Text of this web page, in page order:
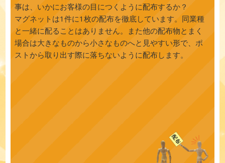
事は、いかにお客様の目につくように配布するか？
マグネットは1件に1枚の配布を徹底しています。同業種
と一緒に配ることはありません。また他の配布物とまく
場合は大きなものから小さなものへと見やすい形で、ポ
ストから取り出す際に落ちないように配布します。